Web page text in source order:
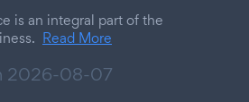
is an integral part of the
Read More
2026-08-07